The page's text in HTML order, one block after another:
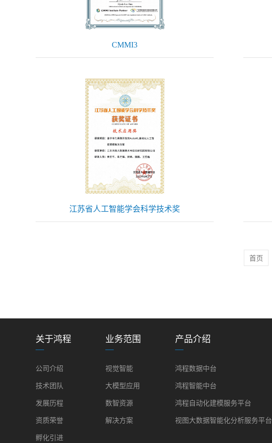
CMMI3
江苏省人工智能学会科学技术奖
首页
关于鸿程
公司介绍
技术团队
发展历程
资质荣誉
孵化引进
业务范围
视觉智能
大模型应用
数智资源
解决方案
产品介绍
鸿程数据中台
鸿程智能中台
鸿程自动化建模服务平台
视图大数据智能化分析服务平台